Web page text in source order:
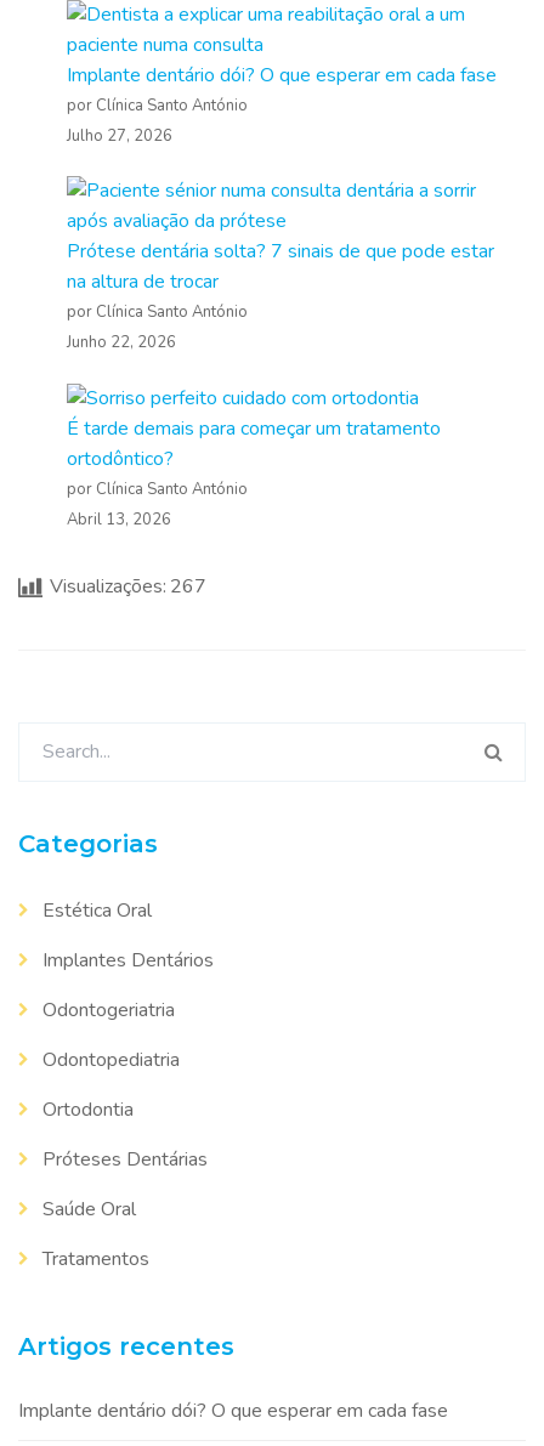
Implante dentário dói? O que esperar em cada fase
por Clínica Santo António
Julho 27, 2026
Prótese dentária solta? 7 sinais de que pode estar
na altura de trocar
por Clínica Santo António
Junho 22, 2026
É tarde demais para começar um tratamento
ortodôntico?
por Clínica Santo António
Abril 13, 2026
Visualizações: 267
Categorias
Estética Oral
Implantes Dentários
Odontogeriatria
Odontopediatria
Ortodontia
Próteses Dentárias
Saúde Oral
Tratamentos
Artigos recentes
Implante dentário dói? O que esperar em cada fase